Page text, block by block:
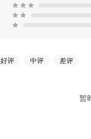
好评 中评 差评